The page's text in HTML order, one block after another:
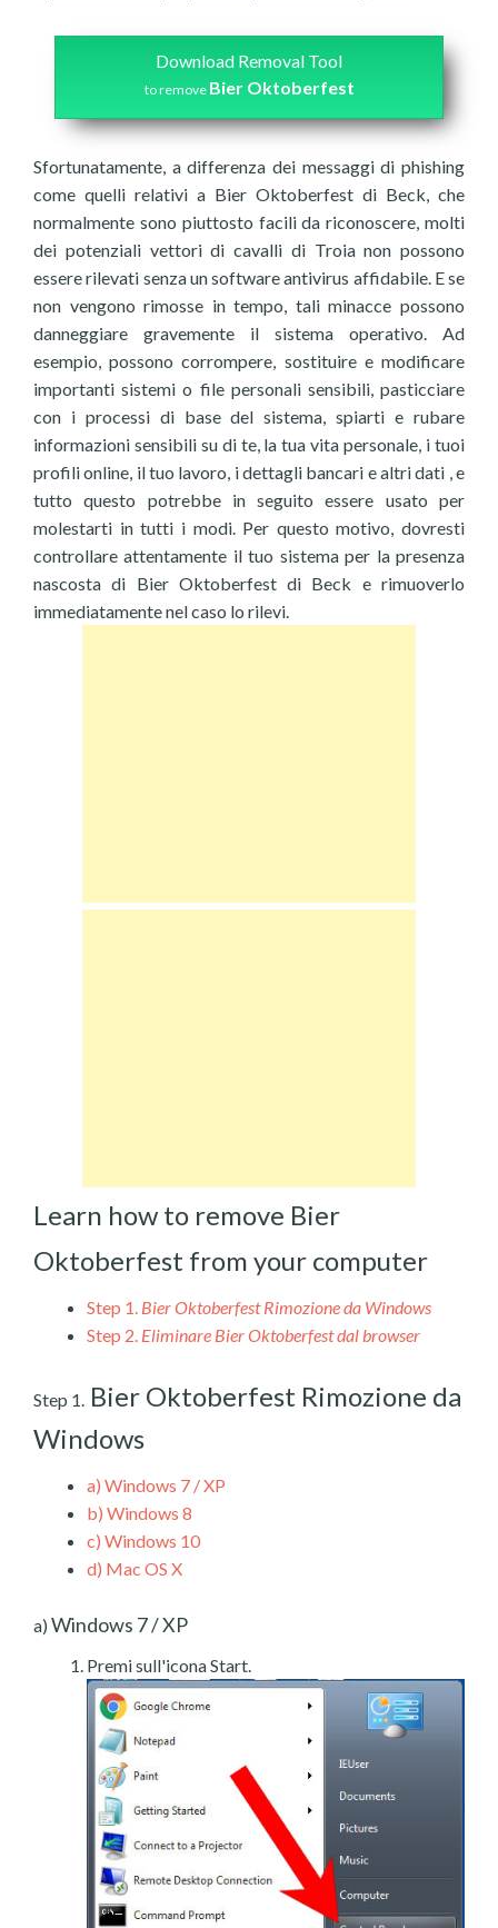
Download Removal Tool
to remove Bier Oktoberfest
Sfortunatamente, a differenza dei messaggi di phishing
come quelli relativi a Bier Oktoberfest di Beck, che
normalmente sono piuttosto facili da riconoscere, molti
dei potenziali vettori di cavalli di Troia non possono
essere rilevati senza un software antivirus affidabile. E se
non vengono rimosse in tempo, tali minacce possono
danneggiare gravemente il sistema operativo. Ad
esempio, possono corrompere, sostituire e modificare
importanti sistemi o file personali sensibili, pasticciare
con i processi di base del sistema, spiarti e rubare
informazioni sensibili su di te, la tua vita personale, i tuoi
profili online, il tuo lavoro, i dettagli bancari e altri dati , e
tutto questo potrebbe in seguito essere usato per
molestarti in tutti i modi. Per questo motivo, dovresti
controllare attentamente il tuo sistema per la presenza
nascosta di Bier Oktoberfest di Beck e rimuoverlo
immediatamente nel caso lo rilevi.
Learn how to remove Bier
Oktoberfest from your computer
Step 1. Bier Oktoberfest Rimozione da Windows
Step 2. Eliminare Bier Oktoberfest dal browser
Step 1. Bier Oktoberfest Rimozione da
Windows
a) Windows 7 / XP
b) Windows 8
c) Windows 10
d) Mac OS X
a) Windows 7 / XP
Premi sull'icona Start.